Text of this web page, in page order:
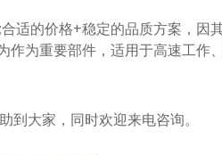
的价格+稳定的品质方案，因
为重要部件，适用于高速工作
大家，同时欢迎来电咨询。